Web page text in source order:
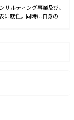
サルティング事業及び、
に就任。同時に自身のブ